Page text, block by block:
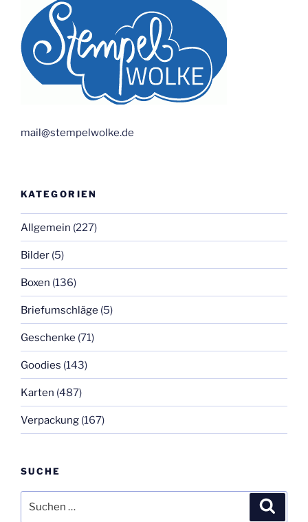
mail@stempelwolke.de
KATEGORIEN
Allgemein (227)
Bilder (5)
Boxen (136)
Briefumschläge (5)
Geschenke (71)
Goodies (143)
Karten (487)
Verpackung (167)
SUCHE
nach: